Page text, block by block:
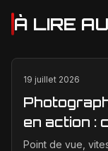
À LIRE
19 juillet 2026
en action :
éditoriale
Point de vue,